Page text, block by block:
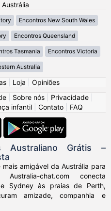
Encontros New South Wales
Encontros Queensland
Tasmania Encontros Victoria
Australia
Loja
Opiniões
Sobre nós Privacidade
infantil Contato FAQ
Australiano Grátis –
amigável da Austrália para
chat.com conecta
Sydney às praias de Perth,
amizade, companhia e